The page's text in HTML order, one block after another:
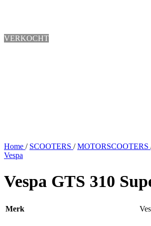
VERKOCHT
Home / SCOOTERS / MOTORSCOOTERS
Vespa
Vespa GTS 310
Merk